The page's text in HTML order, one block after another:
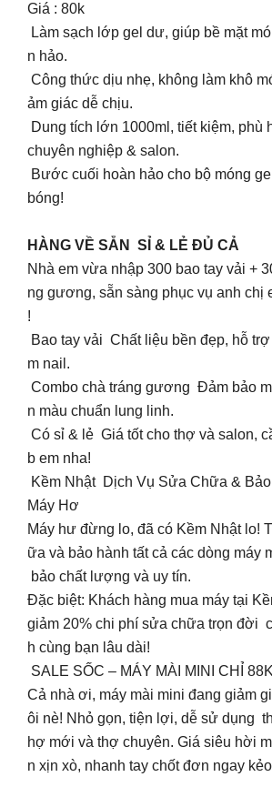
Giá : 80k
Làm sạch lớp gel dư, giúp bề mặt
n hảo.
Công thức dịu nhẹ, không làm khô
ảm giác dễ chịu.
Dung tích lớn 1000ml, tiết kiệm, phù
chuyên nghiệp & salon.
Bước cuối hoàn hảo cho bộ móng
bóng!
HÀNG VỀ SẴN SỈ & LẺ ĐỦ CẢ
Nhà em vừa nhập 300 bao tay vải +
ng gương, sẵn sàng phục vụ anh chị
!
Bao tay vải Chất liệu bền đẹp, hỗ
m nail.
Combo chà tráng gương Đảm bảo
n màu chuẩn lung linh.
Có sỉ & lẻ Giá tốt cho thợ và salon,
b em nha!
Kềm Nhật Dịch Vụ Sửa Chữa &
Máy Hơ
Máy hư đừng lo, đã có Kềm Nhật lo!
ữa và bảo hành tất cả các dòng máy
bảo chất lượng và uy tín.
Đặc biệt: Khách hàng mua máy tại
giảm 20% chi phí sửa chữa trọn đời
h cùng bạn lâu dài!
SALE SỐC – MÁY MÀI MINI CHỈ
Cả nhà ơi, máy mài mini đang giảm
ôi nè! Nhỏ gọn, tiện lợi, dễ sử dụng
hợ mới và thợ chuyên. Giá siêu hời
n xịn xò, nhanh tay chốt đơn ngay